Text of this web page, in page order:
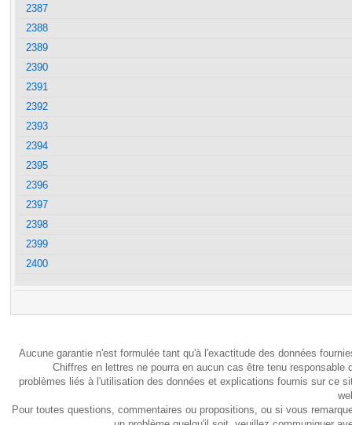
2387
2388
2389
2390
2391
2392
2393
2394
2395
2396
2397
2398
2399
2400
Aucune garantie n'est formulée tant qu'à l'exactitude des données
Chiffres en lettres ne pourra en aucun cas être tenu responsable
problèmes liés à l'utilisation des données et explications fournis sur ce
Pour toutes questions, commentaires ou propositions, ou si vous